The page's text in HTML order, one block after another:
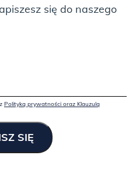
się do naszego
Polityką prywatności oraz Klauzulą